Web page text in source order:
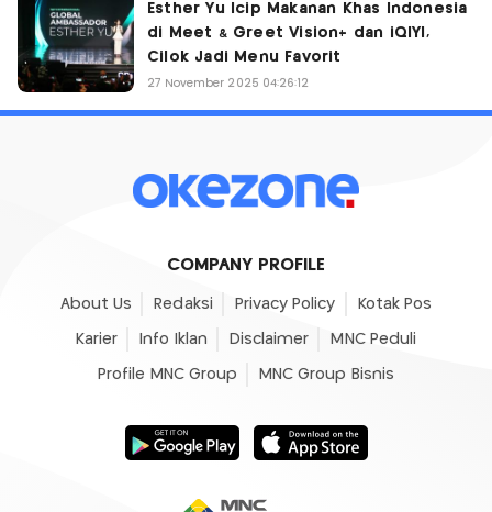
Esther Yu Icip Makanan Khas Indonesia
di Meet & Greet Vision+ dan iQIYI,
Cilok Jadi Menu Favorit
27 November 2025 04:26:12
COMPANY PROFILE
About Us Redaksi Privacy Policy Kotak Pos
Karier Info Iklan Disclaimer MNC Peduli
Profile MNC Group MNC Group Bisnis